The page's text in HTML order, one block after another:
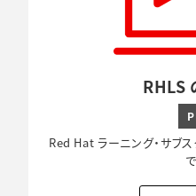
RHLS
Red Hat ラーニング・サブス